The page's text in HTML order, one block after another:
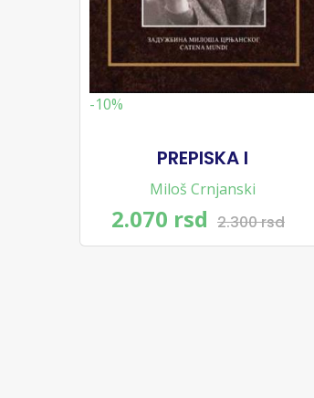
-10%
PREPISKA I
Miloš Crnjanski
2.070 rsd 2.300 rsd